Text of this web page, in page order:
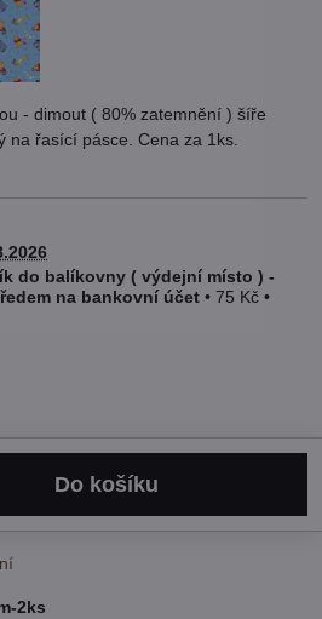
- dimout ( 80% zatemnění ) šíře
na řasící pásce. Cena za 1ks.
do balíkovny ( výdejní místo ) -
na bankovní účet • 75 Kč •
Do košíku
2ks